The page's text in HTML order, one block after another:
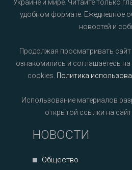
Украине и мире. Читайте только
удобном формате. Ежедневное
новостей и
Продолжая просматривать сайт
ознакомились и соглашаетесь
cookies. Политика
Использование материалов
открытой ссылки на
НОВОСТИ
Общество